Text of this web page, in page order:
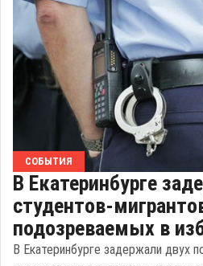
СОБЫТИЯ
В Екатеринбурге
студентов-
подозреваемых в
В Екатеринбурге задержали двух